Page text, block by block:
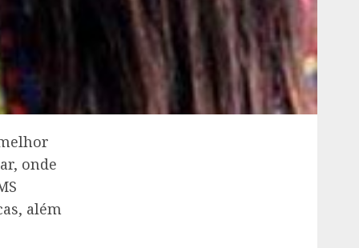
onde
além